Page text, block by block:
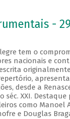
-
tem o
nacionais e
desde a
séc. XXI. Destaque
como Manoel
e Douglas